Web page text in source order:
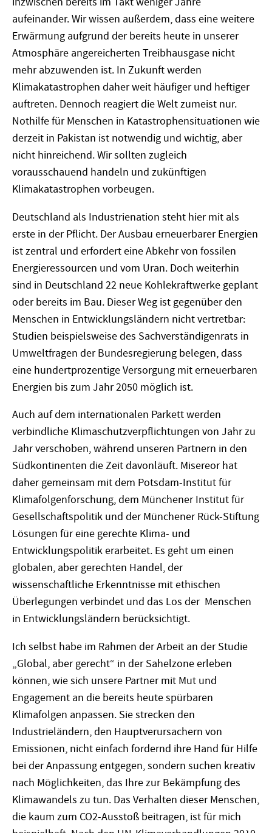
aufeinander. Wir wissen außerdem, dass eine weitere
Erwärmung aufgrund der bereits heute in unserer
Atmosphäre angereicherten Treibhausgase nicht
mehr abzuwenden ist. In Zukunft werden
Klimakatastrophen daher weit häufiger und heftiger
auftreten. Dennoch reagiert die Welt zumeist nur.
Nothilfe für Menschen in Katastrophensituationen wie
derzeit in Pakistan ist notwendig und wichtig, aber
nicht hinreichend. Wir sollten zugleich
vorausschauend handeln und zukünftigen
Klimakatastrophen vorbeugen.
Deutschland als Industrienation steht hier mit als
erste in der Pflicht. Der Ausbau erneuerbarer Energien
ist zentral und erfordert eine Abkehr von fossilen
Energieressourcen und vom Uran. Doch weiterhin
sind in Deutschland 22 neue Kohlekraftwerke geplant
oder bereits im Bau. Dieser Weg ist gegenüber den
Menschen in Entwicklungsländern nicht vertretbar:
Studien beispielsweise des Sachverständigenrats in
Umweltfragen der Bundesregierung belegen, dass
eine hundertprozentige Versorgung mit erneuerbaren
Energien bis zum Jahr 2050 möglich ist.
Auch auf dem internationalen Parkett werden
verbindliche Klimaschutzverpflichtungen von Jahr zu
Jahr verschoben, während unseren Partnern in den
Südkontinenten die Zeit davonläuft. Misereor hat
daher gemeinsam mit dem Potsdam-Institut für
Klimafolgenforschung, dem Münchener Institut für
Gesellschaftspolitik und der Münchener Rück-Stiftung
Lösungen für eine gerechte Klima- und
Entwicklungspolitik erarbeitet. Es geht um einen
globalen, aber gerechten Handel, der
wissenschaftliche Erkenntnisse mit ethischen
Überlegungen verbindet und das Los der Menschen
in Entwicklungsländern berücksichtigt.
Ich selbst habe im Rahmen der Arbeit an der Studie
„Global, aber gerecht“ in der Sahelzone erleben
können, wie sich unsere Partner mit Mut und
Engagement an die bereits heute spürbaren
Klimafolgen anpassen. Sie strecken den
Industrieländern, den Hauptverursachern von
Emissionen, nicht einfach fordernd ihre Hand für Hilfe
bei der Anpassung entgegen, sondern suchen kreativ
nach Möglichkeiten, das Ihre zur Bekämpfung des
Klimawandels zu tun. Das Verhalten dieser Menschen,
die kaum zum CO2-Ausstoß beitragen, ist für mich